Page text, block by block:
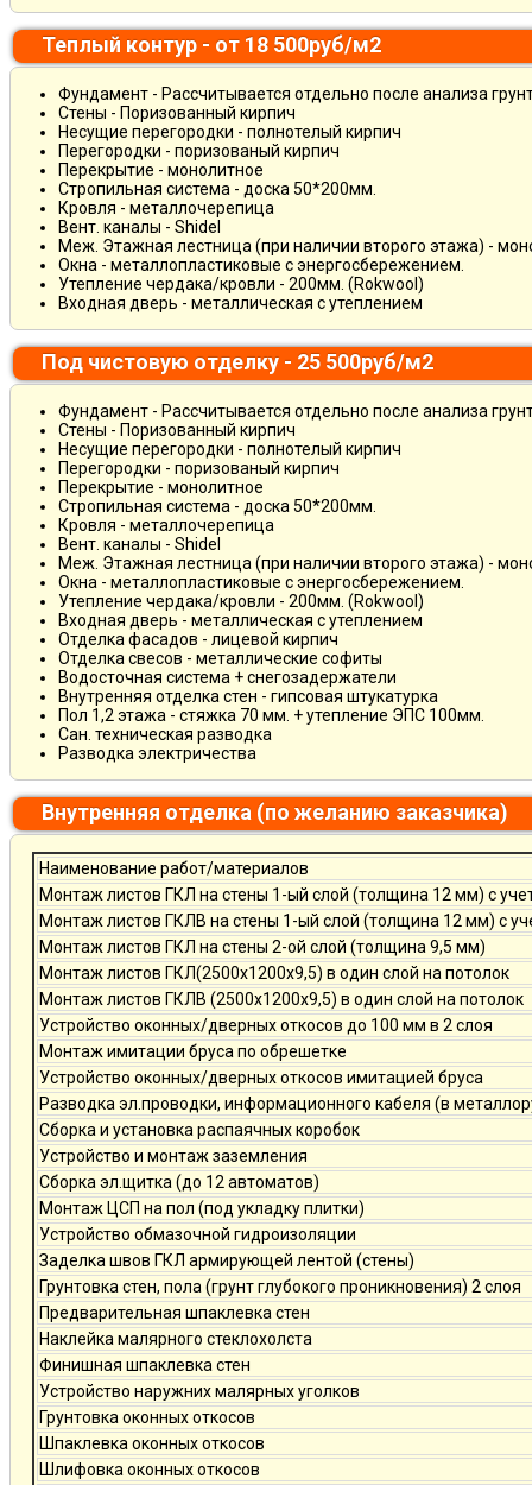
Теплый контур - от 18 500руб/м2
Фундамент - Рассчитывается отдельно после анализа
Стены - Поризованный кирпич
Несущие перегородки - полнотелый кирпич
Перегородки - поризованый кирпич
Перекрытие - монолитное
Стропильная система - доска 50*200мм.
Кровля - металлочерепица
Вент. каналы - Shidel
Меж. Этажная лестница (при наличии второго этажа) -
Окна - металлопластиковые с энергосбережением.
Утепление чердака/кровли - 200мм. (Rokwool)
Входная дверь - металлическая с утеплением
Под чистовую отделку - 25 500руб/м2
Фундамент - Рассчитывается отдельно после анализа
Стены - Поризованный кирпич
Несущие перегородки - полнотелый кирпич
Перегородки - поризованый кирпич
Перекрытие - монолитное
Стропильная система - доска 50*200мм.
Кровля - металлочерепица
Вент. каналы - Shidel
Меж. Этажная лестница (при наличии второго этажа) -
Окна - металлопластиковые с энергосбережением.
Утепление чердака/кровли - 200мм. (Rokwool)
Входная дверь - металлическая с утеплением
Отделка фасадов - лицевой кирпич
Отделка свесов - металлические софиты
Водосточная система + снегозадержатели
Внутренняя отделка стен - гипсовая штукатурка
Пол 1,2 этажа - стяжка 70 мм. + утепление ЭПС 100мм.
Сан. техническая разводка
Разводка электричества
Внутренняя отделка (по желанию заказчика)
Наименование работ/материалов
Монтаж листов ГКЛ на стены 1-ый слой (толщина 12 мм) с
Монтаж листов ГКЛВ на стены 1-ый слой (толщина 12 мм) с
Монтаж листов ГКЛ на стены 2-ой слой (толщина 9,5 мм)
Монтаж листов ГКЛ(2500х1200х9,5) в один слой на потолок
Монтаж листов ГКЛВ (2500х1200х9,5) в один слой на потолок
Устройство оконных/дверных откосов до 100 мм в 2 слоя
Монтаж имитации бруса по обрешетке
Устройство оконных/дверных откосов имитацией бруса
Разводка эл.проводки, информационного кабеля (в
Сборка и установка распаячных коробок
Устройство и монтаж заземления
Сборка эл.щитка (до 12 автоматов)
Монтаж ЦСП на пол (под укладку плитки)
Устройство обмазочной гидроизоляции
Заделка швов ГКЛ армирующей лентой (стены)
Грунтовка стен, пола (грунт глубокого проникновения) 2 слоя
Предварительная шпаклевка стен
Наклейка малярного стеклохолста
Финишная шпаклевка стен
Устройство наружних малярных уголков
Грунтовка оконных откосов
Шпаклевка оконных откосов
Шлифовка оконных откосов